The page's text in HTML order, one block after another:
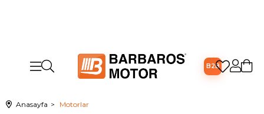
B2B
Anasayfa Motorlar